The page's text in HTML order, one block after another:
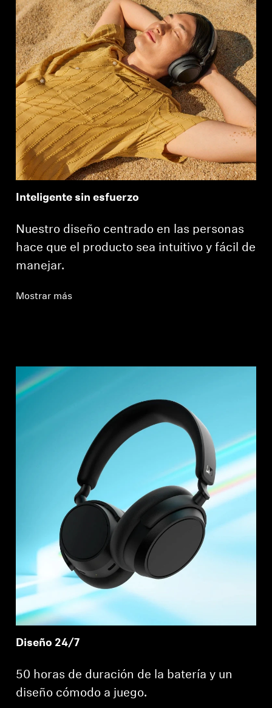
Inteligente sin esfuerzo
Nuestro diseño centrado en las personas
hace que el producto sea intuitivo y fácil de
manejar.
Mostrar más
Diseño 24/7
50 horas de duración de la batería y un
diseño cómodo a juego.